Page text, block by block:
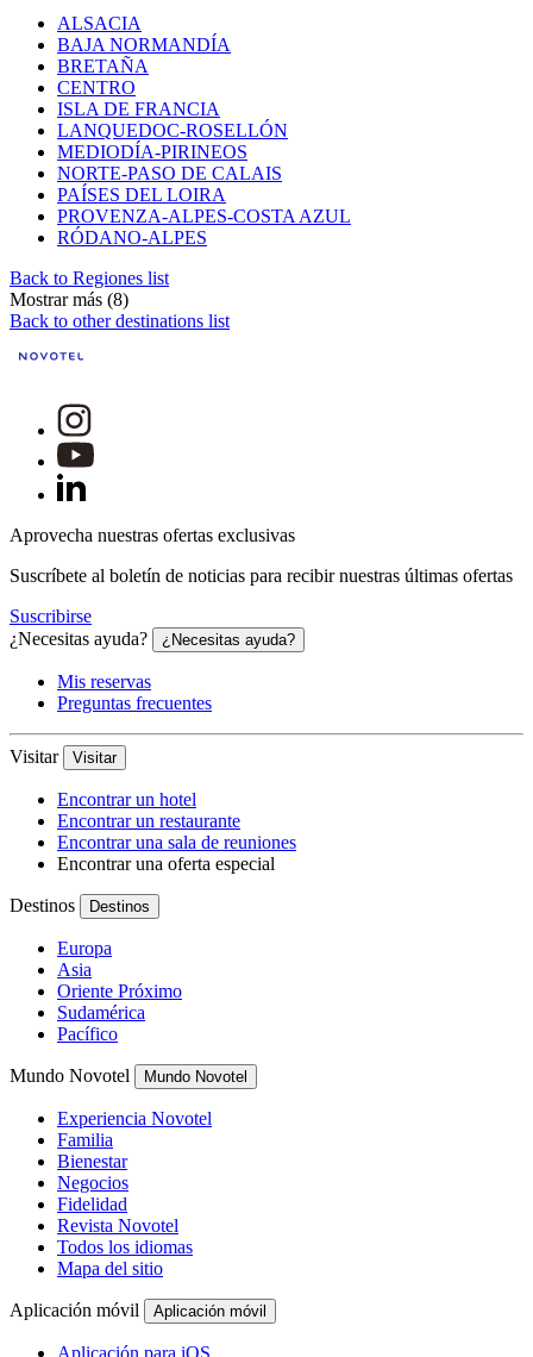
ALSACIA
BAJA NORMANDÍA
BRETAÑA
CENTRO
ISLA DE FRANCIA
LANQUEDOC-ROSELLÓN
MEDIODÍA-PIRINEOS
NORTE-PASO DE CALAIS
PAÍSES DEL LOIRA
PROVENZA-ALPES-COSTA AZUL
RÓDANO-ALPES
Back to Regiones list
Mostrar más (8)
Back to other destinations list
Aprovecha nuestras ofertas exclusivas
Suscríbete al boletín de noticias para recibir nuestras últimas ofertas
Suscribirse
¿Necesitas ayuda?
¿Necesitas ayuda?
Mis reservas
Preguntas frecuentes
Visitar Visitar
Encontrar un hotel
Encontrar un restaurante
Encontrar una sala de reuniones
Encontrar una oferta especial
Destinos Destinos
Europa
Asia
Oriente Próximo
Sudamérica
Pacífico
Mundo Novotel Mundo Novotel
Experiencia Novotel
Familia
Bienestar
Negocios
Fidelidad
Revista Novotel
Todos los idiomas
Mapa del sitio
Aplicación móvil Aplicación móvil